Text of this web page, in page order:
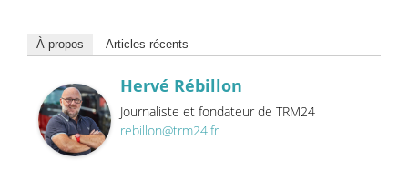
À propos Articles récents
Hervé Rébillon
Journaliste et fondateur de TRM24
rebillon@trm24.fr